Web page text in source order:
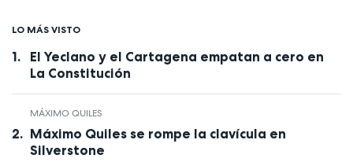
LO MÁS VISTO
El Yeclano y el Cartagena empatan a cero en
La Constitución
MÁXIMO QUILES
Máximo Quiles se rompe la clavícula en
Silverstone